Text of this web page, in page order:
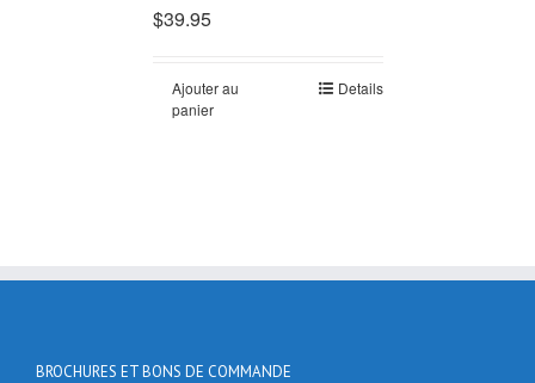
$39.95
Ajouter au
panier
Details
BROCHURES ET BONS DE COMMANDE